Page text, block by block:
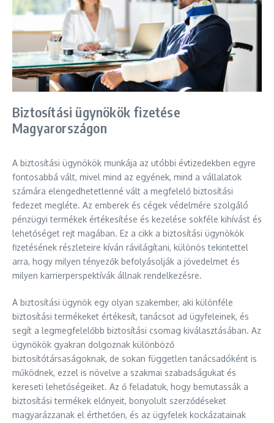
Biztosítási ügynökök fizetése
Magyarországon
A biztosítási ügynökök munkája az utóbbi évtizedekben egyre
fontosabbá vált, mivel mind az egyének, mind a vállalatok
számára elengedhetetlenné vált a megfelelő biztosítási
fedezet megléte. Az emberek és cégek védelmére szolgáló
pénzügyi termékek értékesítése és kezelése sokféle kihívást és
lehetőséget rejt magában. Ez a cikk a biztosítási ügynökök
fizetésének részleteire kíván rávilágítani, különös tekintettel
arra, hogy milyen tényezők befolyásolják a jövedelmet és
milyen karrierperspektívák állnak rendelkezésre.
A biztosítási ügynök egy olyan szakember, aki különféle
biztosítási termékeket értékesít, tanácsot ad ügyfeleinek, és
segít a legmegfelelőbb biztosítási csomag kiválasztásában. Az
ügynökök gyakran dolgoznak különböző
biztosítótársaságoknak, de sokan független tanácsadóként is
működnek, ezzel is növelve a szakmai szabadságukat és
kereseti lehetőségeiket. Az ő feladatuk, hogy bemutassák a
biztosítási termékek előnyeit, bonyolult szerződéseket
magyarázzanak el érthetően, és az ügyfelek kockázatainak